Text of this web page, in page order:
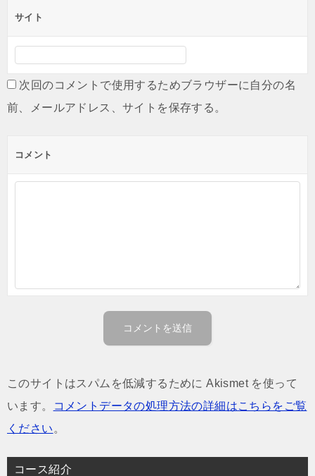
サイト
次回のコメントで使用するためブラウザーに自分の名
前、メールアドレス、サイトを保存する。
コメント
このサイトはスパムを低減するために Akismet を使って
います。
コメントデータの処理方法の詳細はこちらをご覧
ください 。
コース紹介